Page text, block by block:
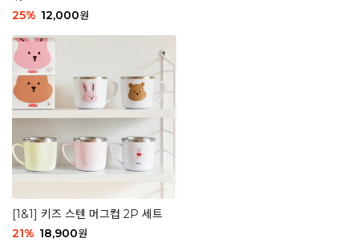
25% 12,000원
[1&1] 키즈 스텐 머그컵 2P 세트
21% 18,900원